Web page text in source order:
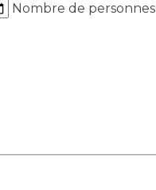
Nombre de personnes